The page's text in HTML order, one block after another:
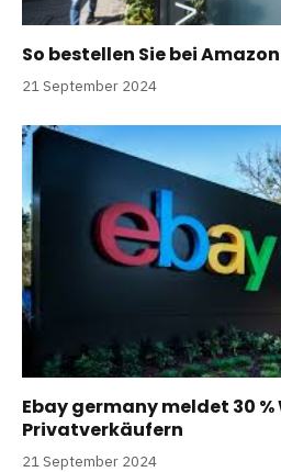
So bestellen Sie bei
21 September 2024
Ebay germany meldet 30
Privatverkäufern
21 September 2024